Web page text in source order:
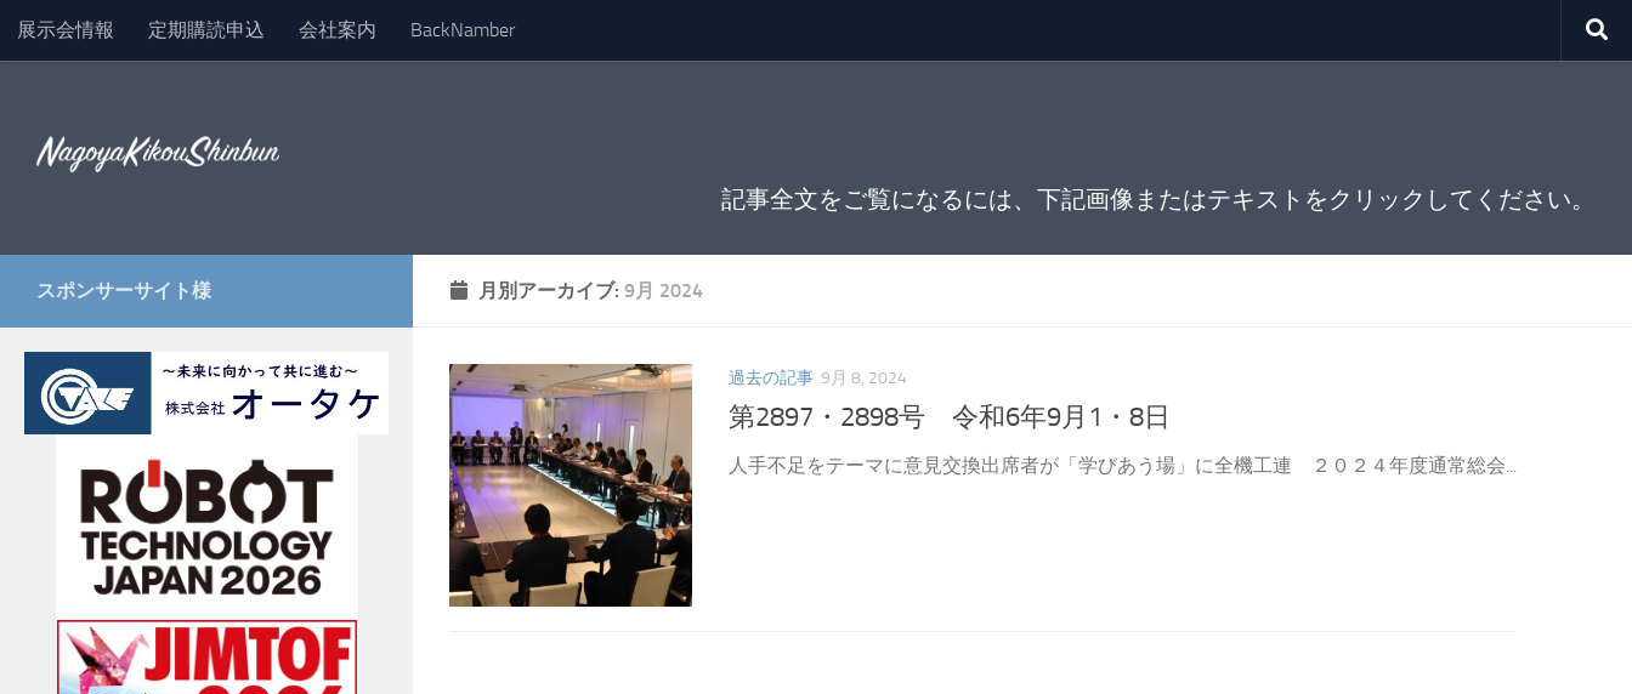
コンテンツへスキップ
展示会情報 定期購読申込 会社案内 BackNamber
記事全文をご覧になるには、下記画像またはテキストをクリックしてください。
月別アーカイブ: 9月 2024
過去の記事 9月 8, 2024
第2897・2898号 令和6年9月1・8日
人手不足をテーマに意見交換出席者が「学びあう場」に全機工連 ２０２４年度通常総会...
スポンサーサイト様